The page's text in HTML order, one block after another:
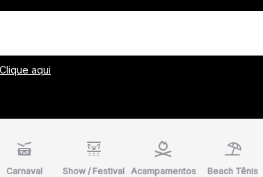
Clique aqui
Carnaval Show / Festival Acampamentos Beach Tênis